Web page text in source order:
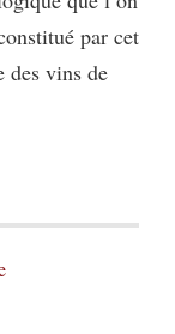
par cet
des vins de